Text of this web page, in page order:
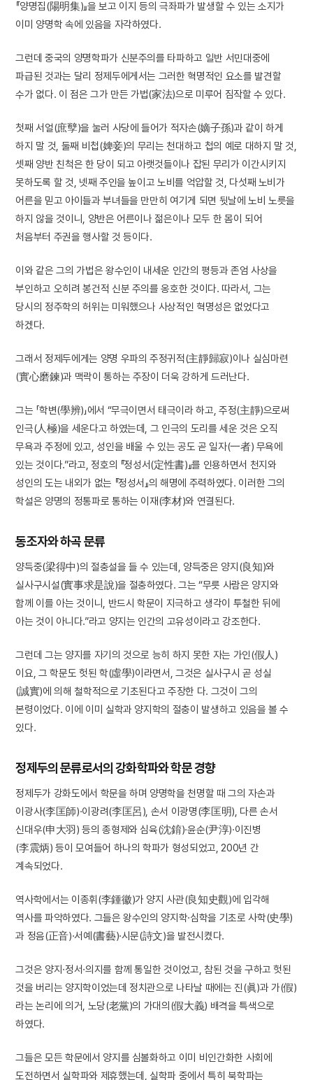
『양명집(陽明集)』을 보고 이지 등의 극좌파가 발생할 수 있는 소지가
이미 양명학 속에 있음을 자각하였다.
그런데 중국의 양명학파가 신분주의를 타파하고 일반 서민대중에
파급된 것과는 달리 정제두에게서는 그러한 혁명적인 요소를 발견할
수가 없다. 이 점은 그가 만든 가법(家法)으로 미루어 짐작할 수 있다.
첫째 서얼(庶孼)을 눌러 사당에 들어가 적자손(嫡子孫)과 같이 하게
하지 말 것, 둘째 비첩(婢妾)의 무리는 천대하고 첩의 예로 대하지 말 것,
셋째 양반 친척은 한 당이 되고 아랫것들이나 잡된 무리가 이간시키지
못하도록 할 것, 넷째 주인을 높이고 노비를 억압할 것, 다섯째 노비가
어른을 믿고 아이들과 부녀들을 만만히 여기게 되면 뒷날에 노비 노릇을
하지 않을 것이니, 양반은 어른이나 젊은이나 모두 한 몸이 되어
처음부터 주권을 행사할 것 등이다.
이와 같은 그의 가법은 왕수인이 내세운 인간의 평등과 존엄 사상을
부인하고 오히려 봉건적 신분 주의를 옹호한 것이다. 따라서, 그는
당시의 정주학의 허위는 미워했으나 사상적인 혁명성은 없었다고
하겠다.
그래서 정제두에게는 양명 우파의 주정귀적(主靜歸寂)이나 실심마련
(實心磨鍊)과 맥락이 통하는 주장이 더욱 강하게 드러난다.
그는 「학변(學辨)」에서 “무극이면서 태극이라 하고, 주정(主靜)으로써
인극(人極)을 세운다고 하였는데, 그 인극의 도리를 세운 것은 오직
무욕과 주정에 있고, 성인을 배울 수 있는 공도 곧 일자(一者) 무욕에
있는 것이다.”라고, 정호의 『정성서(定性書)』를 인용하면서 천지와
성인의 도는 내외가 없는 『정성서』의 해명에 주력하였다. 이러한 그의
학설은 양명의 정통파로 통하는 이재(李材)와 연결된다.
동조자와 하곡 문류
양득중(梁得中)의 절충설을 들 수 있는데, 양득중은 양지(良知)와
실사구시설(實事求是說)을 절충하였다. 그는 “무릇 사람은 양지와
함께 이를 아는 것이니, 반드시 학문이 지극하고 생각이 투철한 뒤에
아는 것이 아니다.”라고 양지는 인간의 고유성이라고 강조한다.
그런데 그는 양지를 자기의 것으로 능히 하지 못한 자는 가인(假人)
이요, 그 학문도 헛된 학(虛學)이라면서, 그것은 실사구시 곧 성실
(誠實)에 의해 철학적으로 기초된다고 주장한 다. 그것이 그의
본령이었다. 이에 이미 실학과 양지학의 절충이 발생하고 있음을 볼 수
있다.
정제두의 문류로서의 강화학파와 학문 경향
정제두가 강화도에서 학문을 하며 양명학을 천명할 때 그의 자손과
이광사(李匡師)·이광려(李匡呂), 손서 이광명(李匡明), 다른 손서
신대우(申大羽) 등의 종형제와 심육(沈錥)·윤순(尹淳)·이진병
(李震炳) 등이 모여들어 하나의 학파가 형성되었고, 200년 간
계속되었다.
역사학에서는 이종휘(李鍾徽)가 양지 사관(良知史觀)에 입각해
역사를 파악하였다. 그들은 왕수인의 양지학·심학을 기초로 사학(史學)
과 정음(正音)·서예(書藝)·시문(詩文)을 발전시켰다.
그것은 양지·정서·의지를 함께 통일한 것이었고, 참된 것을 구하고 헛된
것을 버리는 양지학이었는데 정치관으로 나타날 때에는 진(眞)과 가(假)
라는 논리에 의거, 노당(老黨)의 가대의(假大義) 배격을 특색으로
하였다.
그들은 모든 학문에서 양지를 심볼화하고 이미 비인간화한 사회에
도전하면서 실학파와 제휴했는데, 실학파 중에서 특히 북학파는